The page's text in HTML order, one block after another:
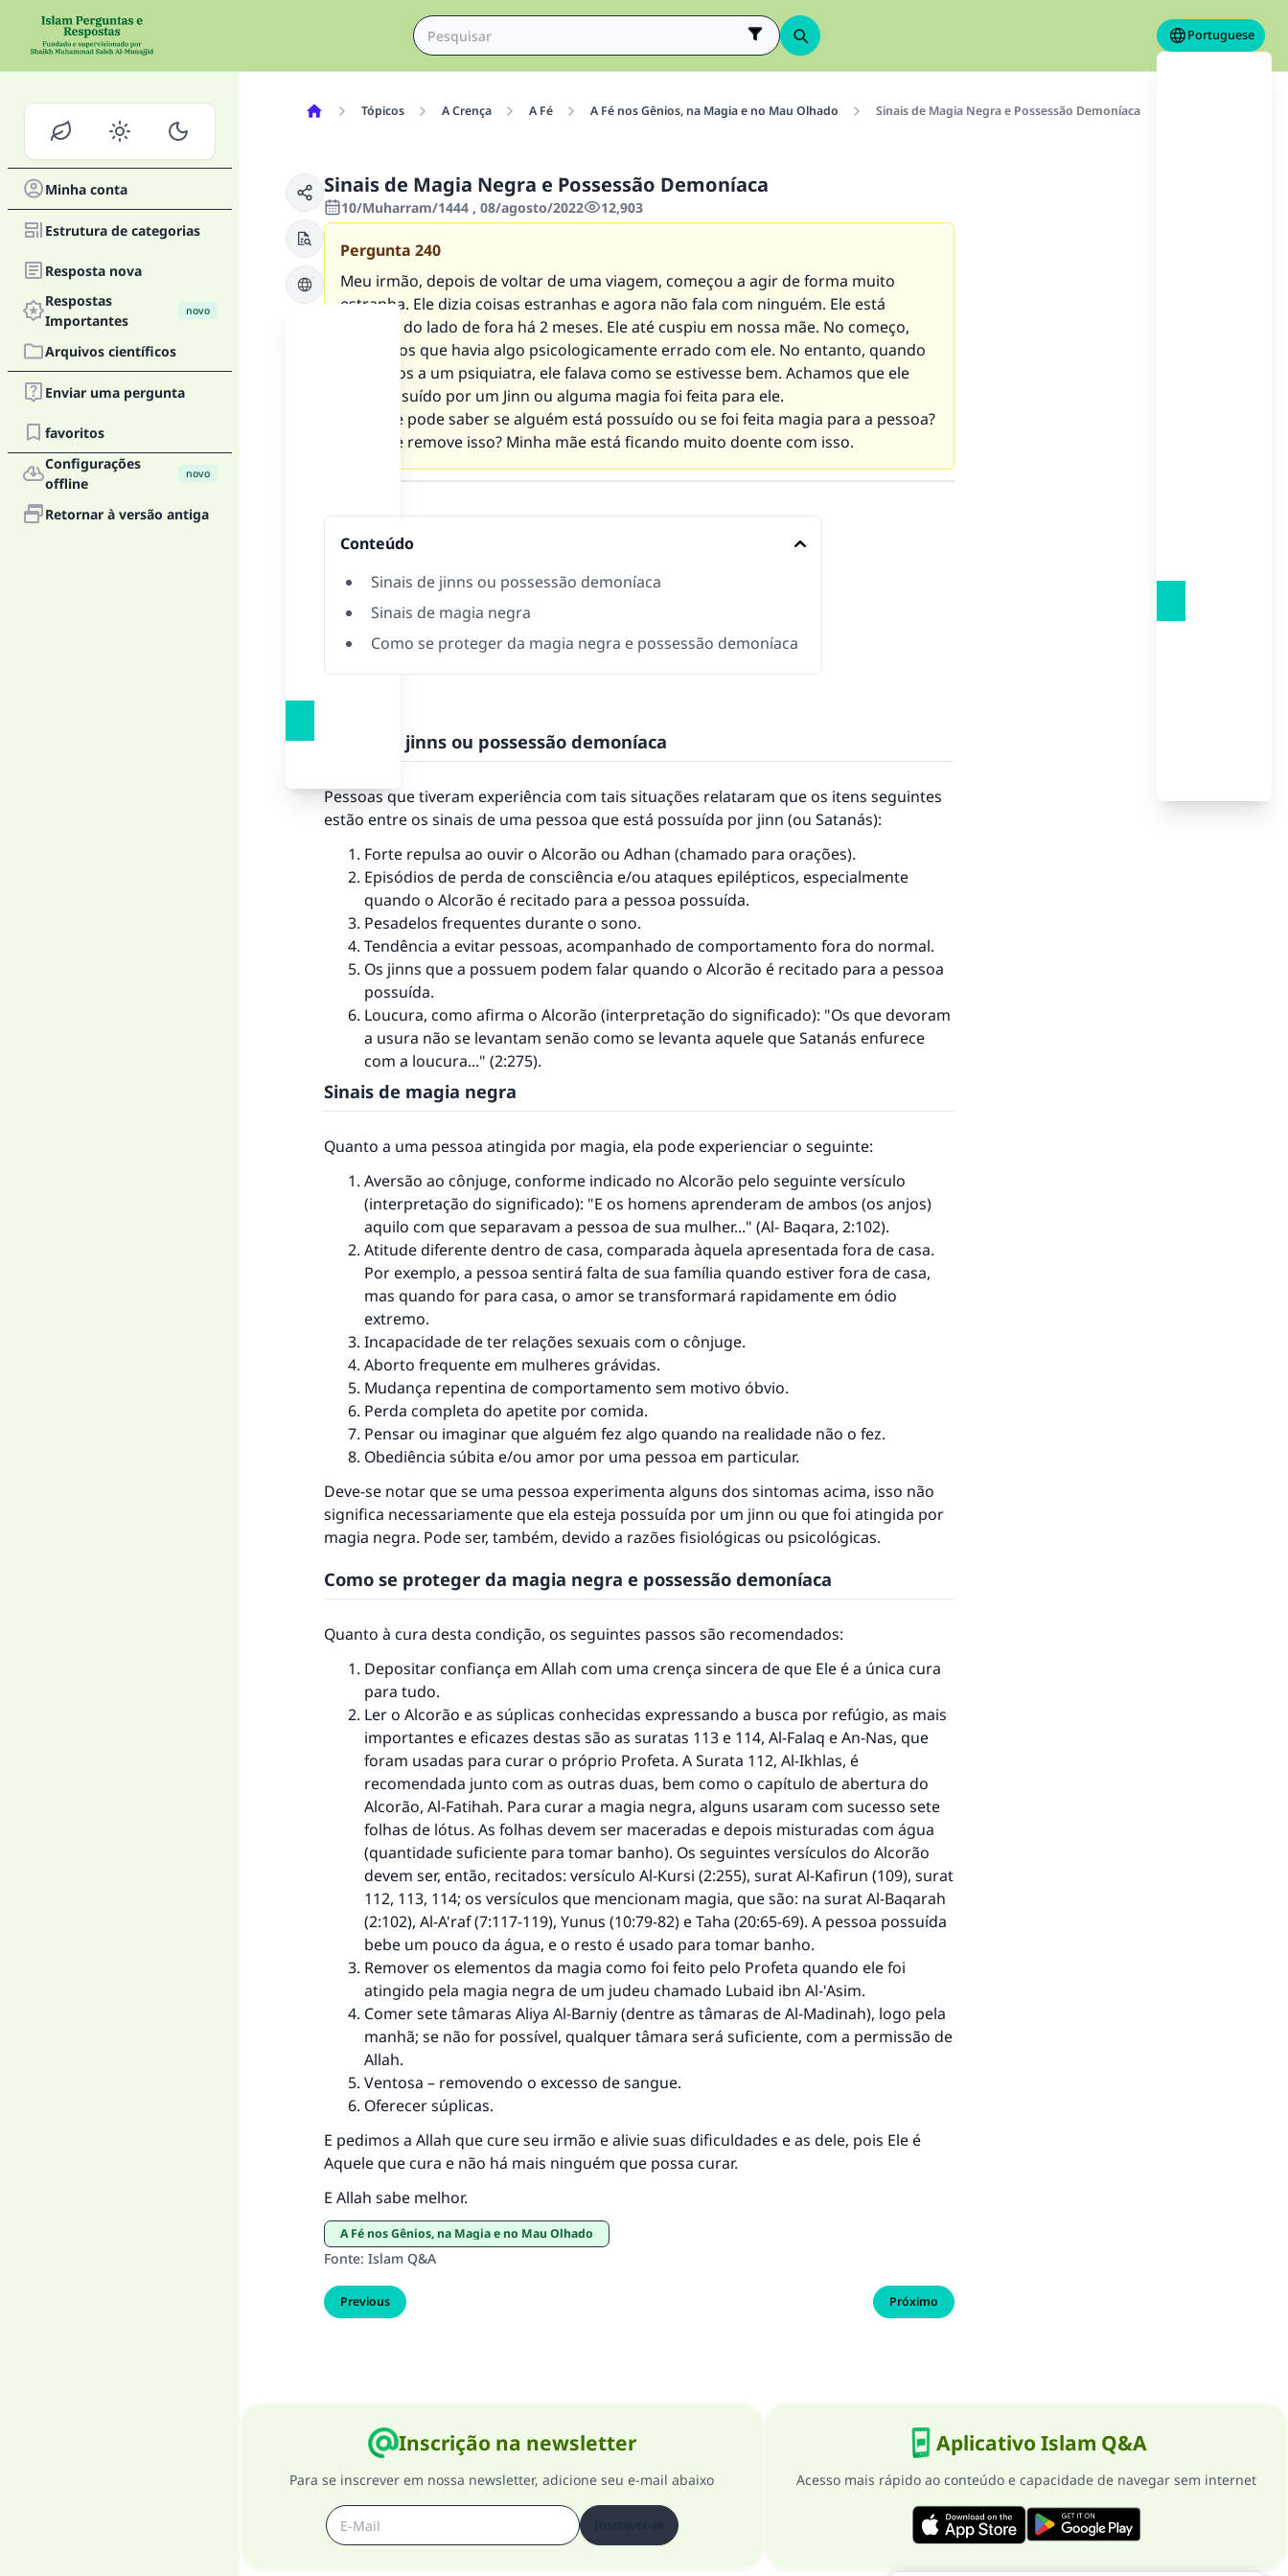
Portuguese
Minha conta
Estrutura de categorias
Resposta nova
Respostas
Importantes
novo
Arquivos científicos
Enviar uma pergunta
favoritos
Configurações
offline
novo
Retornar à versão antiga
Tópicos A Crença A Fé A Fé nos Gênios, na Magia e no Mau Olhado Sinais de Magia Negra e Possessão Demoníaca
Sinais de Magia Negra e Possessão Demoníaca
10/Muharram/1444 , 08/agosto/2022 12,903
Pergunta 240
Meu irmão, depois de voltar de uma viagem, começou a agir de forma muito
estranha. Ele dizia coisas estranhas e agora não fala com ninguém. Ele está
sentado do lado de fora há 2 meses. Ele até cuspiu em nossa mãe. No começo,
pensamos que havia algo psicologicamente errado com ele. No entanto, quando
o levamos a um psiquiatra, ele falava como se estivesse bem. Achamos que ele
está possuído por um Jinn ou alguma magia foi feita para ele.
Como se pode saber se alguém está possuído ou se foi feita magia para a pessoa?
Como se remove isso? Minha mãe está ficando muito doente com isso.
Conteúdo
Sinais de jinns ou possessão demoníaca
Sinais de magia negra
Como se proteger da magia negra e possessão demoníaca
Sinais de jinns ou possessão demoníaca
Pessoas que tiveram experiência com tais situações relataram que os itens seguintes
estão entre os sinais de uma pessoa que está possuída por jinn (ou Satanás):
Forte repulsa ao ouvir o Alcorão ou Adhan (chamado para orações).
Episódios de perda de consciência e/ou ataques epilépticos, especialmente
quando o Alcorão é recitado para a pessoa possuída.
Pesadelos frequentes durante o sono.
Tendência a evitar pessoas, acompanhado de comportamento fora do normal.
Os jinns que a possuem podem falar quando o Alcorão é recitado para a pessoa
possuída.
Loucura, como afirma o Alcorão (interpretação do significado): "Os que devoram
a usura não se levantam senão como se levanta aquele que Satanás enfurece
com a loucura..." (2:275).
Sinais de magia negra
Quanto a uma pessoa atingida por magia, ela pode experienciar o seguinte:
Aversão ao cônjuge, conforme indicado no Alcorão pelo seguinte versículo
(interpretação do significado): "E os homens aprenderam de ambos (os anjos)
aquilo com que separavam a pessoa de sua mulher..." (Al- Baqara, 2:102).
Atitude diferente dentro de casa, comparada àquela apresentada fora de casa.
Por exemplo, a pessoa sentirá falta de sua família quando estiver fora de casa,
mas quando for para casa, o amor se transformará rapidamente em ódio
extremo.
Incapacidade de ter relações sexuais com o cônjuge.
Aborto frequente em mulheres grávidas.
Mudança repentina de comportamento sem motivo óbvio.
Perda completa do apetite por comida.
Pensar ou imaginar que alguém fez algo quando na realidade não o fez.
Obediência súbita e/ou amor por uma pessoa em particular.
Deve-se notar que se uma pessoa experimenta alguns dos sintomas acima, isso não
significa necessariamente que ela esteja possuída por um jinn ou que foi atingida por
magia negra. Pode ser, também, devido a razões fisiológicas ou psicológicas.
Como se proteger da magia negra e possessão demoníaca
Quanto à cura desta condição, os seguintes passos são recomendados:
Depositar confiança em Allah com uma crença sincera de que Ele é a única cura
para tudo.
Ler o Alcorão e as súplicas conhecidas expressando a busca por refúgio, as mais
importantes e eficazes destas são as suratas 113 e 114, Al-Falaq e An-Nas, que
foram usadas para curar o próprio Profeta. A Surata 112, Al-Ikhlas, é
recomendada junto com as outras duas, bem como o capítulo de abertura do
Alcorão, Al-Fatihah. Para curar a magia negra, alguns usaram com sucesso sete
folhas de lótus. As folhas devem ser maceradas e depois misturadas com água
(quantidade suficiente para tomar banho). Os seguintes versículos do Alcorão
devem ser, então, recitados: versículo Al-Kursi (2:255), surat Al-Kafirun (109), surat
112, 113, 114; os versículos que mencionam magia, que são: na surat Al-Baqarah
(2:102), Al-A'raf (7:117-119), Yunus (10:79-82) e Taha (20:65-69). A pessoa possuída
bebe um pouco da água, e o resto é usado para tomar banho.
Remover os elementos da magia como foi feito pelo Profeta quando ele foi
atingido pela magia negra de um judeu chamado Lubaid ibn Al-'Asim.
Comer sete tâmaras Aliya Al-Barniy (dentre as tâmaras de Al-Madinah), logo pela
manhã; se não for possível, qualquer tâmara será suficiente, com a permissão de
Allah.
Ventosa – removendo o excesso de sangue.
Oferecer súplicas.
E pedimos a Allah que cure seu irmão e alivie suas dificuldades e as dele, pois Ele é
Aquele que cura e não há mais ninguém que possa curar.
E Allah sabe melhor.
A Fé nos Gênios, na Magia e no Mau Olhado
Fonte: Islam Q&A
Previous Próximo
Inscrição na newsletter
Para se inscrever em nossa newsletter, adicione seu e-mail abaixo
Aplicativo Islam Q&A
Acesso mais rápido ao conteúdo e capacidade de navegar sem internet
A resposta n° 110845 salvou um casamento.
Ajude-nos a responder à Ummah
"Quem quer que incentive outros a fazer o que é bom receberá a
mesma recompensa que aqueles que o fazem."
(MUSLIM, 1893)
CONTRIBUIR